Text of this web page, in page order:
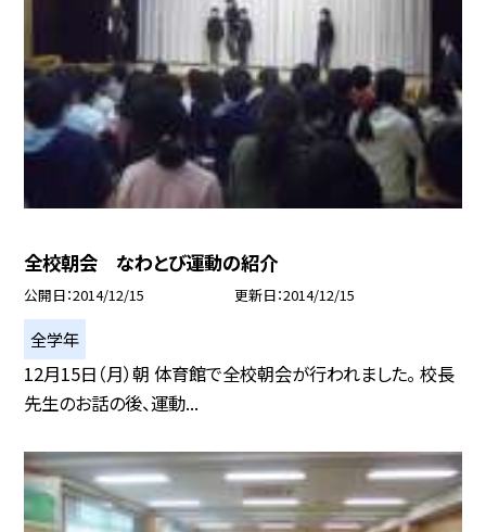
全校朝会 なわとび運動の紹介
公開日 2014/12/15 更新日 2014/12/15
全学年
12月15日（月）朝 体育館で全校朝会が行われました。 校長
先生のお話の後、運動...